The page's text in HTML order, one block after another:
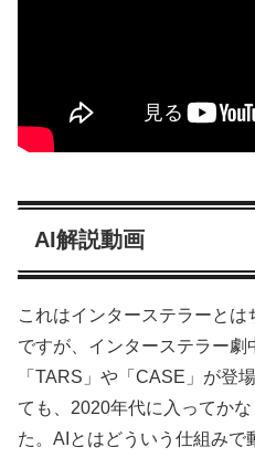
AI解説動画
これはインターステラーと
ですが、インターステラー劇
「TARS」や「CASE」が登
ても、2020年代に入ってか
た。AIとはどういう仕組みで